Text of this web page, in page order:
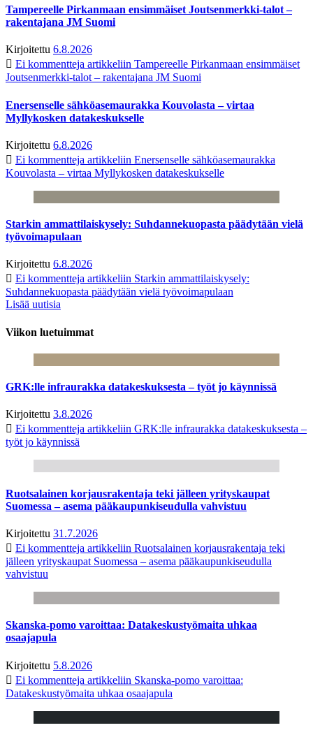
Tampereelle Pirkanmaan ensimmäiset Joutsenmerkki-talot –
rakentajana JM Suomi
Kirjoitettu 6.8.2026
Ei kommentteja artikkeliin Tampereelle Pirkanmaan ensimmäiset
Joutsenmerkki-talot – rakentajana JM Suomi
Enersenselle sähköasemaurakka Kouvolasta – virtaa
Myllykosken datakeskukselle
Kirjoitettu 6.8.2026
Ei kommentteja artikkeliin Enersenselle sähköasemaurakka
Kouvolasta – virtaa Myllykosken datakeskukselle
Starkin ammattilaiskysely: Suhdannekuopasta päädytään vielä
työvoimapulaan
Kirjoitettu 6.8.2026
Ei kommentteja artikkeliin Starkin ammattilaiskysely:
Suhdannekuopasta päädytään vielä työvoimapulaan
Lisää uutisia
Viikon luetuimmat
GRK:lle infraurakka datakeskuksesta – työt jo käynnissä
Kirjoitettu 3.8.2026
Ei kommentteja artikkeliin GRK:lle infraurakka datakeskuksesta –
työt jo käynnissä
Ruotsalainen korjausrakentaja teki jälleen yrityskaupat
Suomessa – asema pääkaupunkiseudulla vahvistuu
Kirjoitettu 31.7.2026
Ei kommentteja artikkeliin Ruotsalainen korjausrakentaja teki
jälleen yrityskaupat Suomessa – asema pääkaupunkiseudulla
vahvistuu
Skanska-pomo varoittaa: Datakeskustyömaita uhkaa
osaajapula
Kirjoitettu 5.8.2026
Ei kommentteja artikkeliin Skanska-pomo varoittaa:
Datakeskustyömaita uhkaa osaajapula